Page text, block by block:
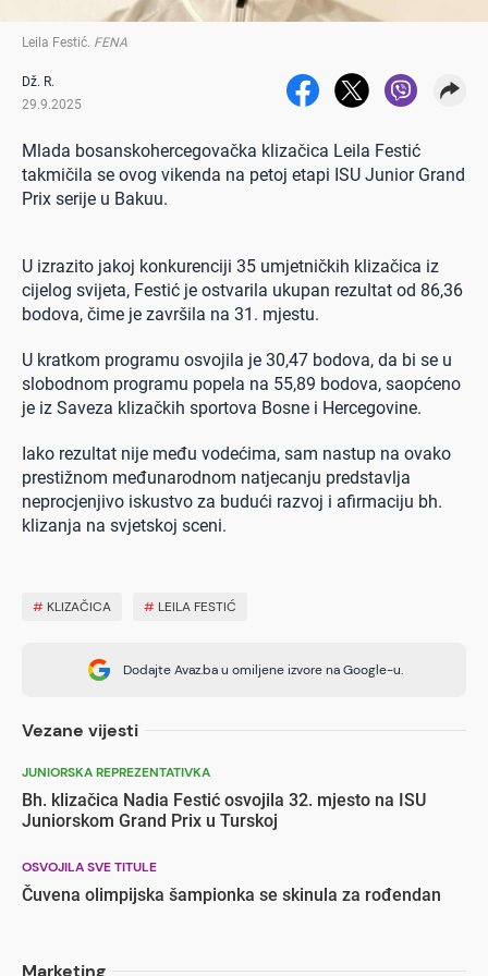
Leila Festić FENA
Dž. R.
29.9.2025
Mlada bosanskohercegovačka klizačica Leila Festić
takmičila se ovog vikenda na petoj etapi ISU Junior Grand
Prix serije u Bakuu.
U izrazito jakoj konkurenciji 35 umjetničkih klizačica iz
cijelog svijeta, Festić je ostvarila ukupan rezultat od 86,36
bodova, čime je završila na 31. mjestu.
U kratkom programu osvojila je 30,47 bodova, da bi se u
slobodnom programu popela na 55,89 bodova, saopćeno
je iz Saveza klizačkih sportova Bosne i Hercegovine.
Iako rezultat nije među vodećima, sam nastup na ovako
prestižnom međunarodnom natjecanju predstavlja
neprocjenjivo iskustvo za budući razvoj i afirmaciju bh.
klizanja na svjetskoj sceni.
# KLIZAČICA # LEILA FESTIĆ
Dodajte Avaz.ba u omiljene izvore na Google-u.
Vezane vijesti
JUNIORSKA REPREZENTATIVKA
Bh. klizačica Nadia Festić osvojila 32. mjesto na ISU
Juniorskom Grand Prix u Turskoj
OSVOJILA SVE TITULE
Čuvena olimpijska šampionka se skinula za rođendan
Marketing